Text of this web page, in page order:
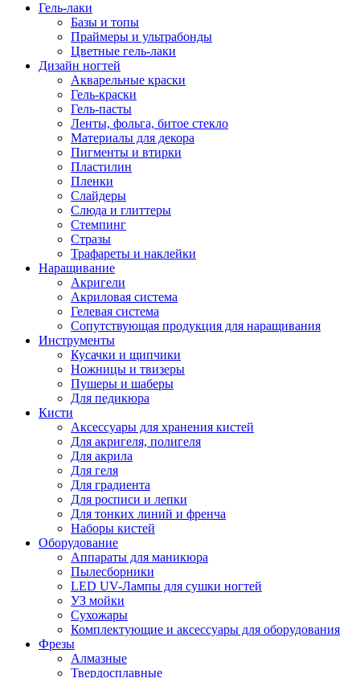
Гель-лаки
Базы и топы
Праймеры и ультрабонды
Цветные гель-лаки
Дизайн ногтей
Акварельные краски
Гель-краски
Гель-пасты
Ленты, фольга, битое стекло
Материалы для декора
Пигменты и втирки
Пластилин
Пленки
Слайдеры
Слюда и глиттеры
Стемпинг
Стразы
Трафареты и наклейки
Наращивание
Акригели
Акриловая система
Гелевая система
Сопутствующая продукция для наращивания
Инструменты
Кусачки и щипчики
Ножницы и твизеры
Пушеры и шаберы
Для педикюра
Кисти
Аксессуары для хранения кистей
Для акригеля, полигеля
Для акрила
Для геля
Для градиента
Для росписи и лепки
Для тонких линий и френча
Наборы кистей
Оборудование
Аппараты для маникюра
Пылесборники
LED UV-Лампы для сушки ногтей
УЗ мойки
Сухожары
Комплектующие и аксессуары для оборудования
Фрезы
Алмазные
Твердосплавные